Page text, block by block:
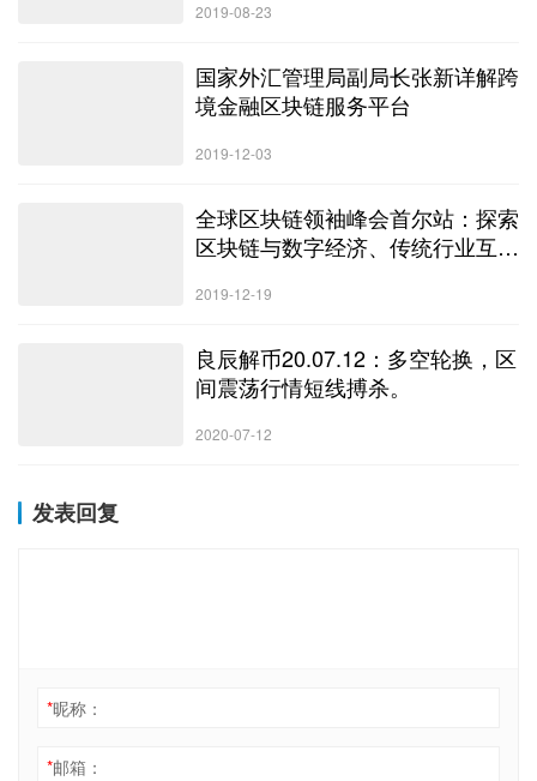
2019-08-23
国家外汇管理局副局长张新详解跨
境金融区块链服务平台
2019-12-03
全球区块链领袖峰会首尔站：探索
区块链与数字经济、传统行业互相
2019-12-19
良辰解币20.07.12：多空轮换，区
间震荡行情短线搏杀。
2020-07-12
发表回复
*昵称：
*邮箱：